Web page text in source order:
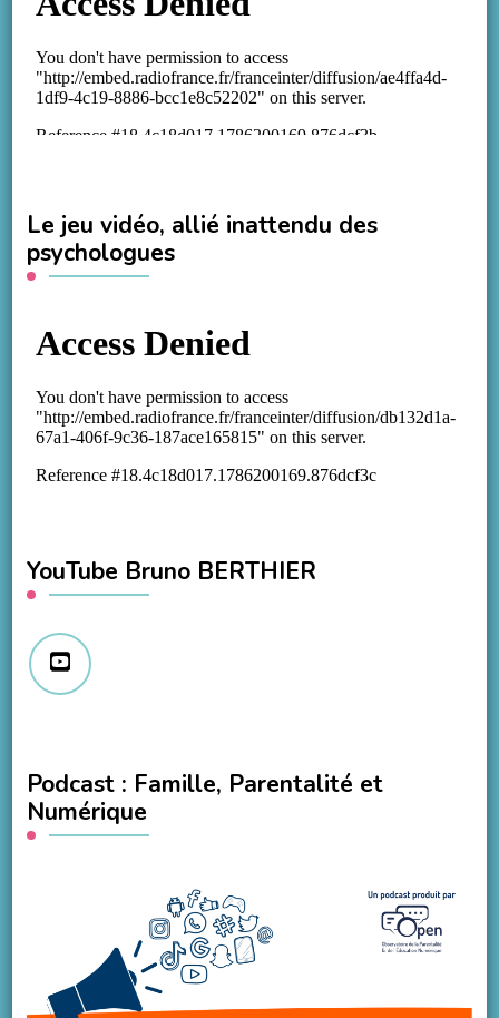
Le jeu vidéo, allié inattendu des
psychologues
YouTube Bruno BERTHIER
Podcast : Famille, Parentalité et
Numérique